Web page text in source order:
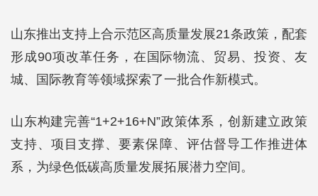
山东推出支持上合示范区高质量发展21条政策，配套
形成90项改革任务，在国际物流、贸易、投资、友
城、国际教育等领域探索了一批合作新模式。
山东构建完善“1+2+16+N”政策体系，创新建立政策
支持、项目支撑、要素保障、评估督导工作推进体
系，为绿色低碳高质量发展拓展潜力空间。